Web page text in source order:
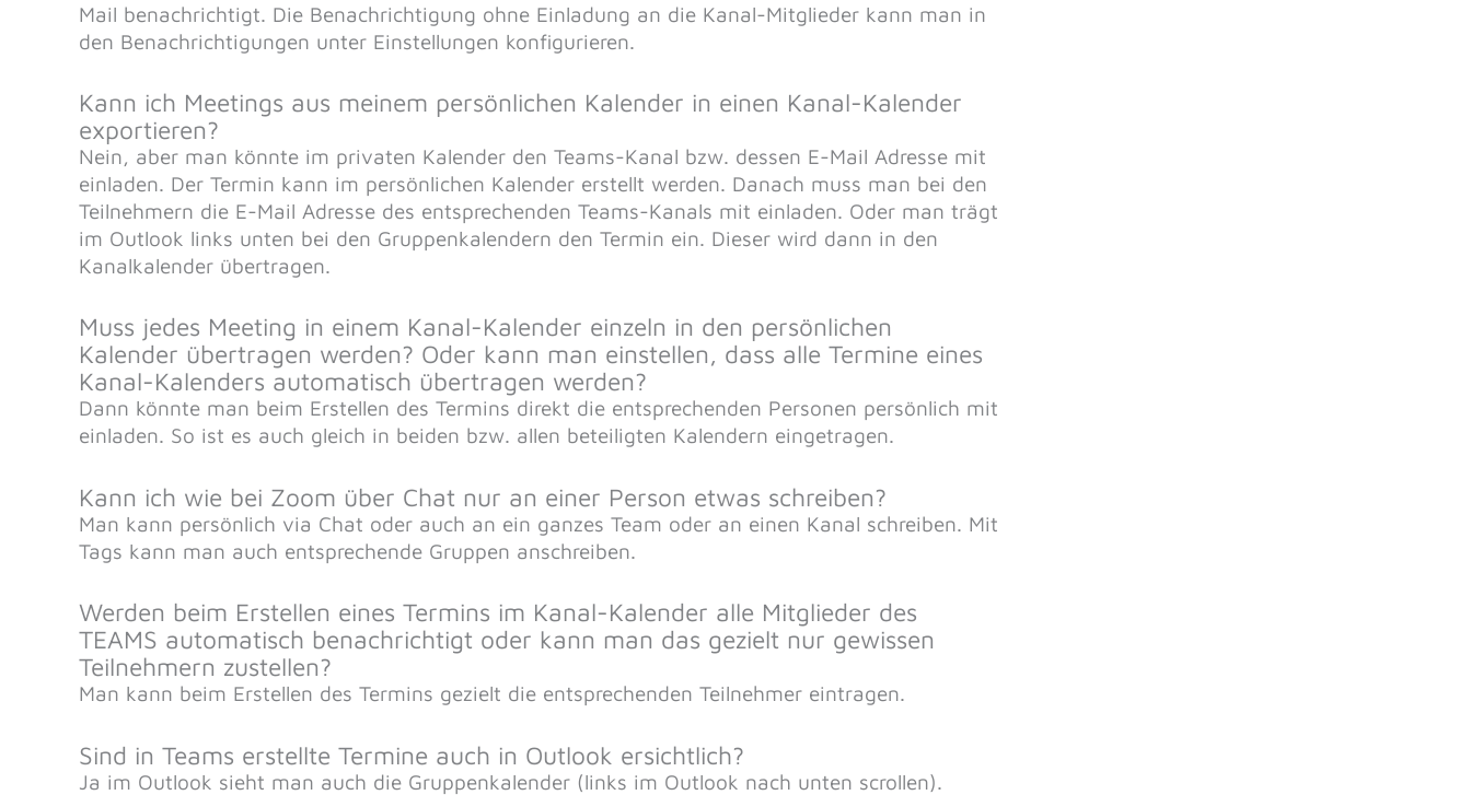
Mail benachrichtigt. Die Benachrichtigung ohne Einladung an die Kanal-Mitglieder kann man in
den Benachrichtigungen unter Einstellungen konfigurieren.
Kann ich Meetings aus meinem persönlichen Kalender in einen Kanal-Kalender
exportieren?
Nein, aber man könnte im privaten Kalender den Teams-Kanal bzw. dessen E-Mail Adresse mit
einladen. Der Termin kann im persönlichen Kalender erstellt werden. Danach muss man bei den
Teilnehmern die E-Mail Adresse des entsprechenden Teams-Kanals mit einladen. Oder man trägt
im Outlook links unten bei den Gruppenkalendern den Termin ein. Dieser wird dann in den
Kanalkalender übertragen.
Muss jedes Meeting in einem Kanal-Kalender einzeln in den persönlichen
Kalender übertragen werden? Oder kann man einstellen, dass alle Termine eines
Kanal-Kalenders automatisch übertragen werden?
Dann könnte man beim Erstellen des Termins direkt die entsprechenden Personen persönlich mit
einladen. So ist es auch gleich in beiden bzw. allen beteiligten Kalendern eingetragen.
Kann ich wie bei Zoom über Chat nur an einer Person etwas schreiben?
Man kann persönlich via Chat oder auch an ein ganzes Team oder an einen Kanal schreiben. Mit
Tags kann man auch entsprechende Gruppen anschreiben.
Werden beim Erstellen eines Termins im Kanal-Kalender alle Mitglieder des
TEAMS automatisch benachrichtigt oder kann man das gezielt nur gewissen
Teilnehmern zustellen?
Man kann beim Erstellen des Termins gezielt die entsprechenden Teilnehmer eintragen.
Sind in Teams erstellte Termine auch in Outlook ersichtlich?
Ja im Outlook sieht man auch die Gruppenkalender (links im Outlook nach unten scrollen).